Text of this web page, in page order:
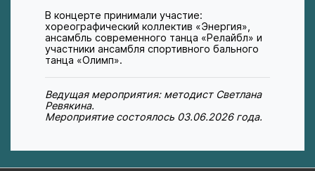
В концерте принимали участие:
хореографический коллектив «Энергия»,
ансамбль современного танца «Релайбл» и
участники ансамбля спортивного бального
танца «Олимп».
Ведущая мероприятия: методист Светлана
Ревякина.
Мероприятие состоялось 03.06.2026 года.